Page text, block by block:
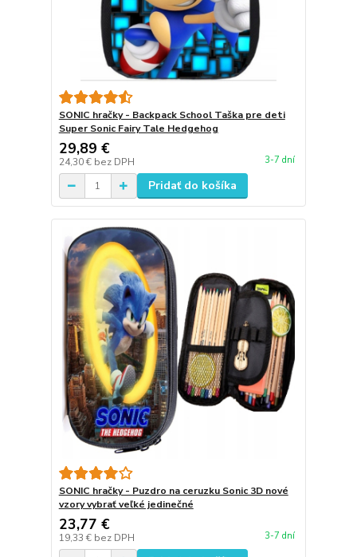
SONIC hračky - Backpack School Taška pre deti
Super Sonic Fairy Tale Hedgehog
29,89 €
24,30 € bez DPH 3-7 dní
Pridať do košíka
SONIC hračky - Puzdro na ceruzku Sonic 3D nové
vzory vybrať veľké jedinečné
23,77 €
19,33 € bez DPH 3-7 dní